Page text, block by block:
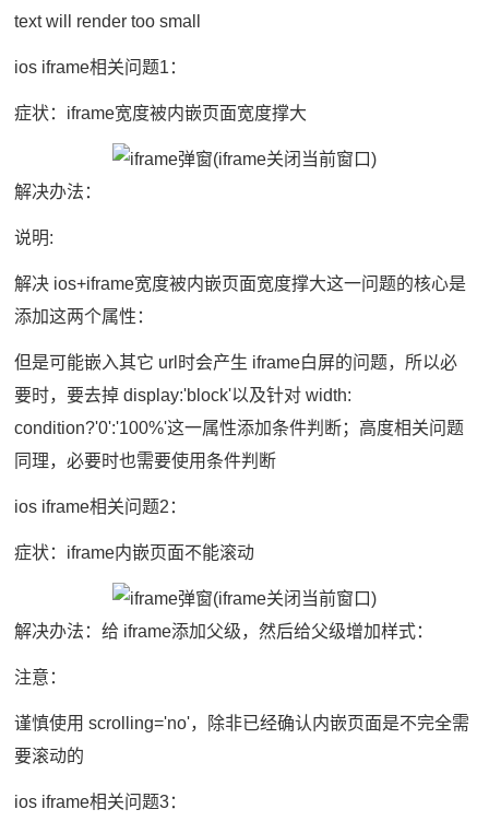
text will render too small
ios iframe相关问题1：
症状：iframe宽度被内嵌页面宽度撑大
解决办法：
说明:
解决 ios+iframe宽度被内嵌页面宽度撑大这一问题的核心是
添加这两个属性：
但是可能嵌入其它 url时会产生 iframe白屏的问题，所以必
要时，要去掉 display:'block'以及针对 width:
condition?'0':'100%'这一属性添加条件判断；高度相关问题
同理，必要时也需要使用条件判断
ios iframe相关问题2：
症状：iframe内嵌页面不能滚动
解决办法：给 iframe添加父级，然后给父级增加样式：
注意：
谨慎使用 scrolling='no'，除非已经确认内嵌页面是不完全需
要滚动的
ios iframe相关问题3：